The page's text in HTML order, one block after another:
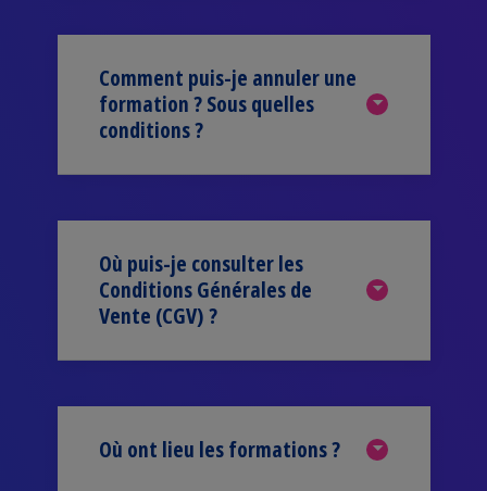
Comment puis-je annuler une
formation ? Sous quelles
conditions ?
Où puis-je consulter les
Conditions Générales de
Vente (CGV) ?
Où ont lieu les formations ?